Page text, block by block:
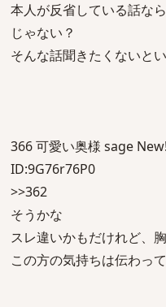
本人が反省している話な
じゃない？
そんな話聞きたくないと
366 可愛い奥様 sage
ID:9G76r76P0
>>362
そうかな
スレ違いかもだけれど、
この方の気持ちは伝わっ